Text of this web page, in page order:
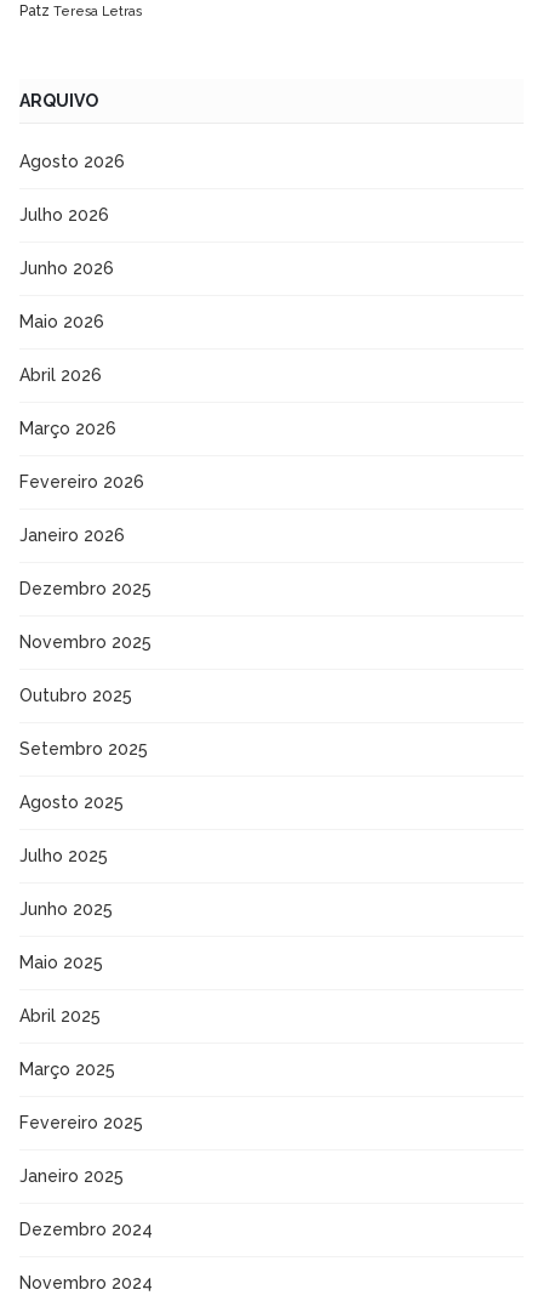
Patz Teresa Letras
ARQUIVO
Agosto 2026
Julho 2026
Junho 2026
Maio 2026
Abril 2026
Março 2026
Fevereiro 2026
Janeiro 2026
Dezembro 2025
Novembro 2025
Outubro 2025
Setembro 2025
Agosto 2025
Julho 2025
Junho 2025
Maio 2025
Abril 2025
Março 2025
Fevereiro 2025
Janeiro 2025
Dezembro 2024
Novembro 2024